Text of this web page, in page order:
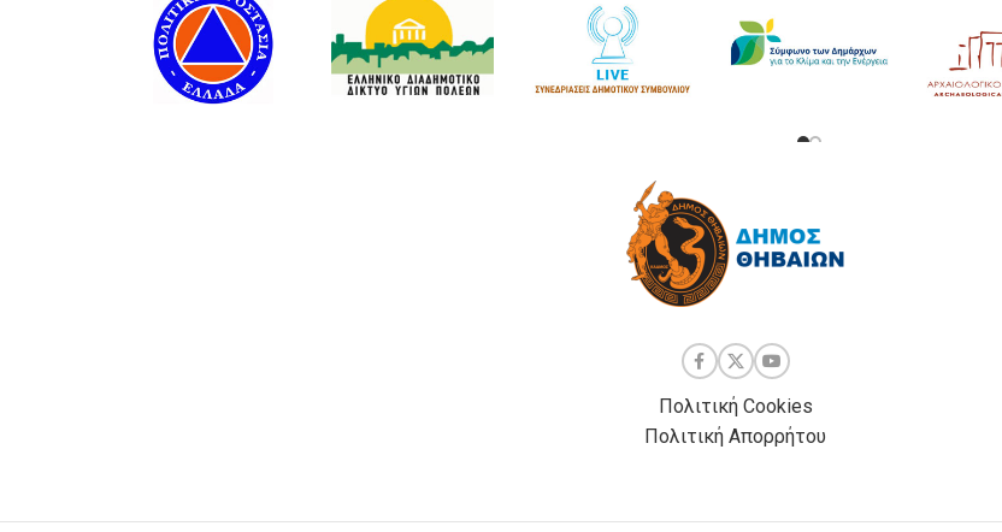
Πολιτική Cookies
Πολιτική Απορρήτου